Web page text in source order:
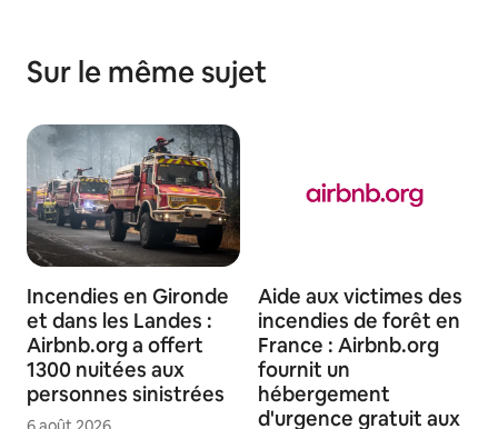
Sur le même sujet
Incendies en Gironde
et dans les Landes :
Airbnb.org a offert
1300 nuitées aux
personnes sinistrées
Aide aux victimes des
incendies de forêt en
France : Airbnb.org
fournit un
hébergement
d'urgence gratuit aux